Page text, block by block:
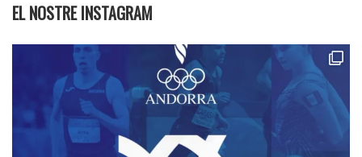
EL NOSTRE INSTAGRAM